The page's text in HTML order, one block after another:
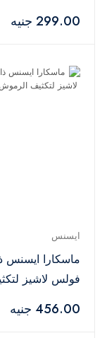
299.00 جنيه
ايسنس
ماسكارا ايسنس
فولس لاشيز
456.00 جنيه